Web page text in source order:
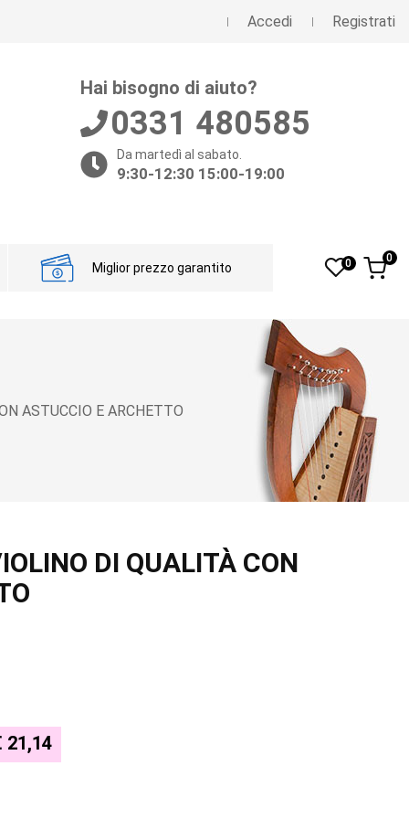
Accedi Registrati
Hai bisogno di aiuto?
0331 480585
Da martedì al sabato.
9:30-12:30 15:00-19:00
Miglior prezzo garantito 0 0
ASTUCCIO E ARCHETTO
DI QUALITÀ CON
21,14